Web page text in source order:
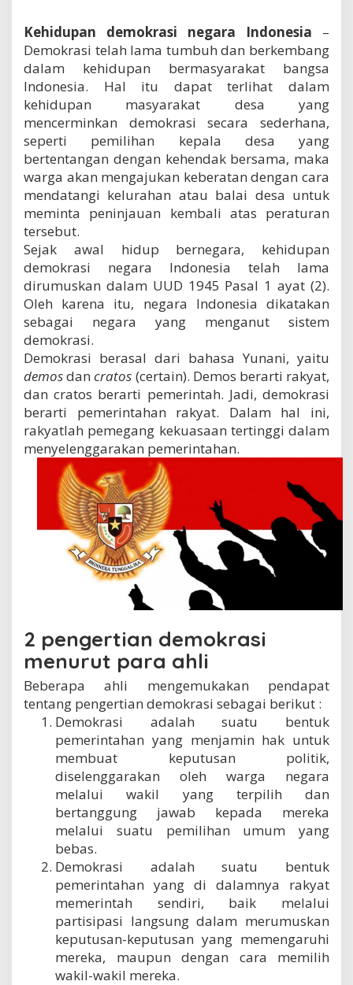
a
I
n
d
o
n
e
s
i
a
Kehidupan demokrasi negara Indonesia –
Demokrasi telah lama tumbuh dan berkembang
dalam kehidupan bermasyarakat bangsa
Indonesia. Hal itu dapat terlihat dalam
kehidupan masyarakat desa yang
mencerminkan demokrasi secara sederhana,
seperti pemilihan kepala desa yang
bertentangan dengan kehendak bersama, maka
warga akan mengajukan keberatan dengan cara
mendatangi kelurahan atau balai desa untuk
meminta peninjauan kembali atas peraturan
tersebut.
Sejak awal hidup bernegara, kehidupan
demokrasi negara Indonesia telah lama
dirumuskan dalam UUD 1945 Pasal 1 ayat (2).
Oleh karena itu, negara Indonesia dikatakan
sebagai negara yang menganut sistem
demokrasi.
Demokrasi berasal dari bahasa Yunani, yaitu
demosdancratos (certain). Demos berarti rakyat,
dan cratos berarti pemerintah. Jadi, demokrasi
berarti pemerintahan rakyat. Dalam hal ini,
rakyatlah pemegang kekuasaan tertinggi dalam
menyelenggarakan pemerintahan.
2 pengertian demokrasi
menurut para ahli
Beberapa ahli mengemukakan pendapat
tentang pengertian demokrasi sebagai berikut :
Demokrasi adalah suatu bentuk
pemerintahan yang menjamin hak untuk
membuat keputusan politik,
diselenggarakan oleh warga negara
melalui wakil yang terpilih dan
bertanggung jawab kepada mereka
melalui suatu pemilihan umum yang
bebas.
Demokrasi adalah suatu bentuk
pemerintahan yang di dalamnya rakyat
memerintah sendiri, baik melalui
partisipasi langsung dalam merumuskan
keputusan-keputusan yang memengaruhi
mereka, maupun dengan cara memilih
wakil-wakil mereka.